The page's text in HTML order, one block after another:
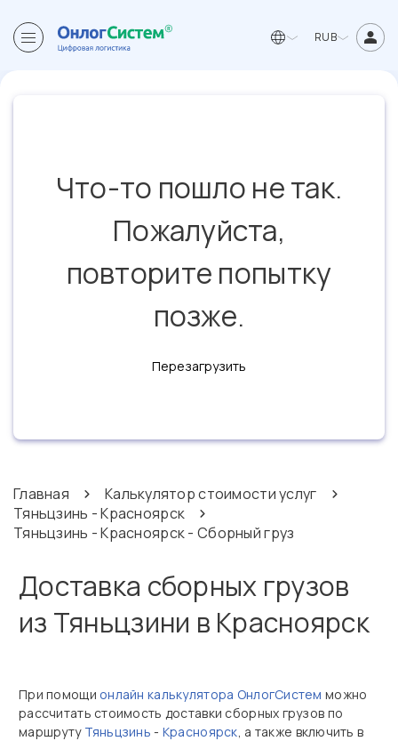
RUB
Что-то пошло не так.
Пожалуйста,
повторите попытку
позже.
Перезагрузить
Главная
Калькулятор стоимости услуг
Тяньцзинь - Красноярск
Тяньцзинь - Красноярск - Сборный груз
Доставка сборных грузов
из Тяньцзини в Красноярск
При помощи онлайн калькулятора ОнлогСистем можно
рассчитать стоимость доставки сборных грузов по
маршруту Тяньцзинь - Красноярск, а также включить в